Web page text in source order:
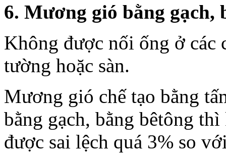
6. Mương gió bằng gạch,
Không được nối ống ở các
tường hoặc sàn.
Mương gió chế tạo bằng
bằng gạch, bằng bêtông
được sai lệch quá 3% so